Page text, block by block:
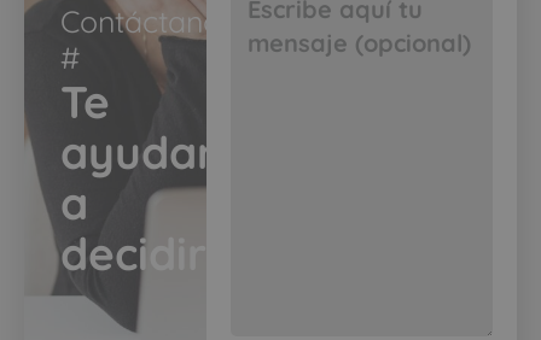
Contáctanos
#​
Te
ayudamos
a
decidir​